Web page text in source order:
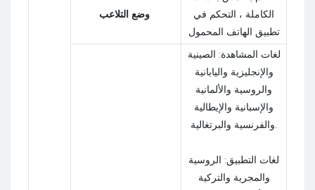
الكاملة ، التحكم في
تطبيق الهاتف المحمول
لغات المشاهدة: الصينية
والإنجليزية واليابانية
والروسية والألمانية
والإسبانية والإيطالية
والفرنسية والبرتغالية.
لغات التطبيق: الروسية
والمجرية والتركية